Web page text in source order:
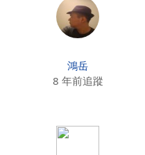
鴻岳
8 年前追蹤